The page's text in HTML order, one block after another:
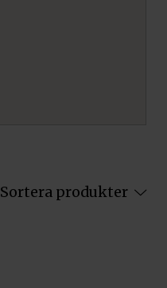
Sortera produkter